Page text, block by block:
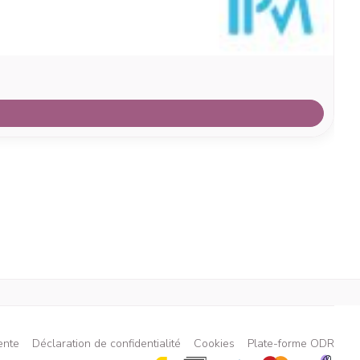
Déclaration de confidentialité Cookies Plate-forme ODR